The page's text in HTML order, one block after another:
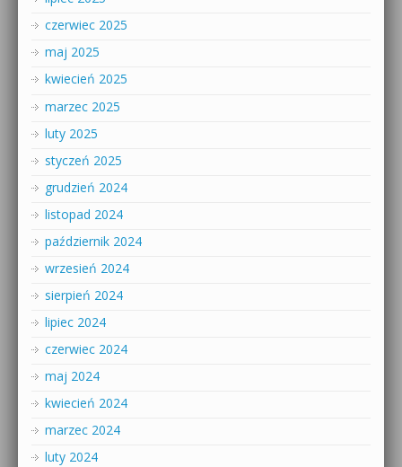
czerwiec 2025
maj 2025
kwiecień 2025
marzec 2025
luty 2025
styczeń 2025
grudzień 2024
listopad 2024
październik 2024
wrzesień 2024
sierpień 2024
lipiec 2024
czerwiec 2024
maj 2024
kwiecień 2024
marzec 2024
luty 2024